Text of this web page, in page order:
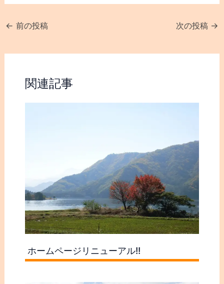
← 前の投稿 次の投稿 →
関連記事
ホームページリニューアル!!